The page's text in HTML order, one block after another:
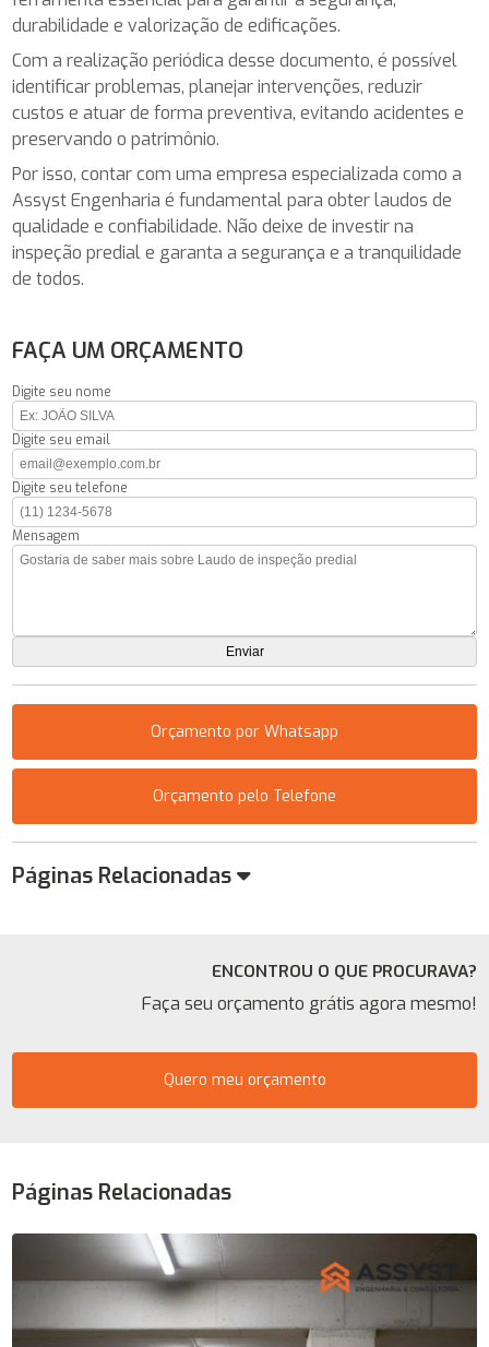
durabilidade e valorização de edificações.
Com a realização periódica desse documento, é possível
identificar problemas, planejar intervenções, reduzir
custos e atuar de forma preventiva, evitando acidentes e
preservando o patrimônio.
Por isso, contar com uma empresa especializada como a
Assyst Engenharia é fundamental para obter laudos de
qualidade e confiabilidade. Não deixe de investir na
inspeção predial e garanta a segurança e a tranquilidade
de todos.
FAÇA UM ORÇAMENTO
Digite seu nome
Digite seu email
Digite seu telefone
Mensagem
Orçamento por Whatsapp
Orçamento pelo Telefone
Páginas Relacionadas
ENCONTROU O QUE PROCURAVA?
Faça seu orçamento grátis agora mesmo!
Quero meu orçamento
Páginas Relacionadas